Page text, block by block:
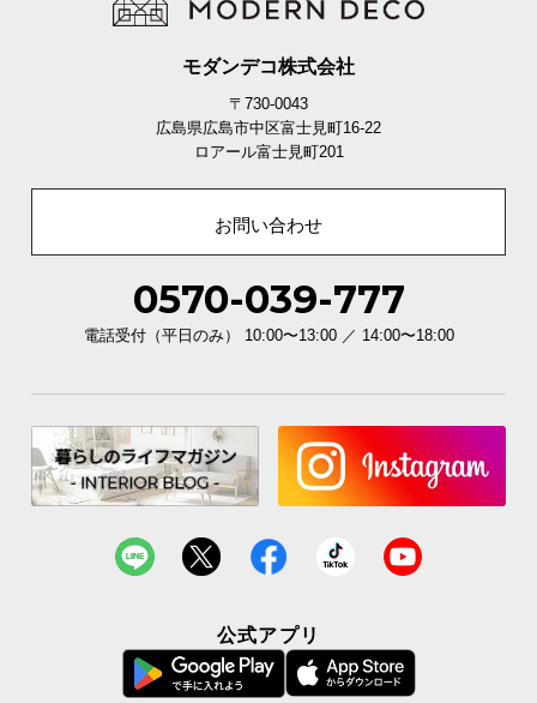
モダンデコ株式会社
〒730-0043
広島県広島市中区富士見町16-22
ロアール富士見町201
お問い合わせ
0570-039-777
電話受付（平日のみ） 10:00〜13:00 ／ 14:00〜18:00
公式アプリ